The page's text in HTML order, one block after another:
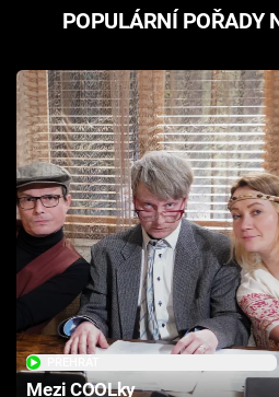
POPULÁRNÍ POŘADY
Mezi COOLky